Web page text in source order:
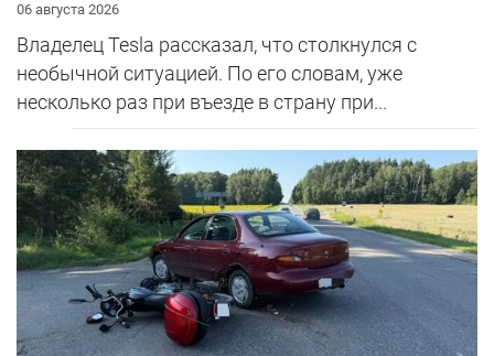
06 августа 2026
Владелец Tesla рассказал, что столкнулся с
необычной ситуацией. По его словам, уже
несколько раз при въезде в страну при...